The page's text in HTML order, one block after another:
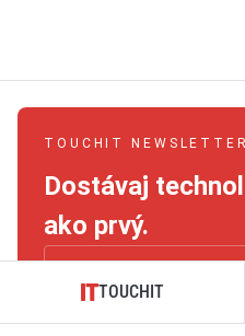
TOUCHIT NEWSLETTER
Dostávaj
ako prvý.
TOUCHIT